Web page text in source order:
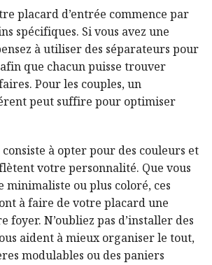
placard d’entrée commence par
spécifiques. Si vous avez une
à utiliser des séparateurs pour
que chacun puisse trouver
Pour les couples, un
peut suffire pour optimiser
à opter pour des couleurs et
votre personnalité. Que vous
minimaliste ou plus coloré, ces
à faire de votre placard une
foyer. N’oubliez pas d’installer des
aident à mieux organiser le tout,
modulables ou des paniers